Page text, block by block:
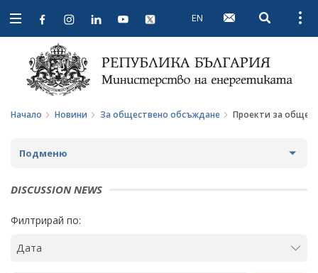
Open
navigation
EN Open
Начало Новини За обществено обсъждане Проекти за
Подменю
НОВИНИ
ПРЕДСТОЯЩИ СЪБИТИЯ
DISCUSSION NEWS
Филтрирай по: